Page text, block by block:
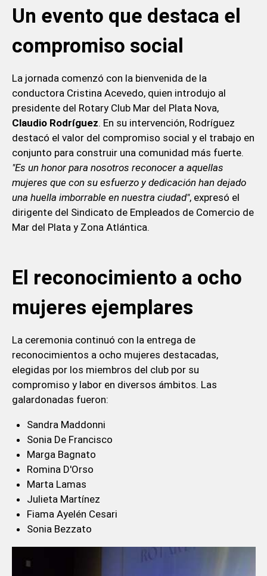
Un evento que destaca el
compromiso social
La jornada comenzó con la bienvenida de la
conductora Cristina Acevedo, quien introdujo al
presidente del Rotary Club Mar del Plata Nova,
Claudio Rodríguez. En su intervención, Rodríguez
destacó el valor del compromiso social y el trabajo en
conjunto para construir una comunidad más fuerte.
"Es un honor para nosotros reconocer a aquellas
mujeres que con su esfuerzo y dedicación han dejado
una huella imborrable en nuestra ciudad", expresó el
dirigente del Sindicato de Empleados de Comercio de
Mar del Plata y Zona Atlántica.
El reconocimiento a ocho
mujeres ejemplares
La ceremonia continuó con la entrega de
reconocimientos a ocho mujeres destacadas,
elegidas por los miembros del club por su
compromiso y labor en diversos ámbitos. Las
galardonadas fueron:
Sandra Maddonni
Sonia De Francisco
Marga Bagnato
Romina D'Orso
Marta Lamas
Julieta Martínez
Fiama Ayelén Cesari
Sonia Bezzato